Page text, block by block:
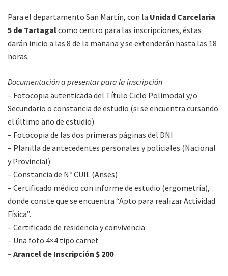
Para el departamento San Martín, con la Unidad Carcelaria
5 de Tartagalcomo centro para las inscripciones, éstas
darán inicio a las 8 de la mañana y se extenderán hasta las 18
horas.
Documentación a presentar para la inscripción
– Fotocopia autenticada del Título Ciclo Polimodal y/o
Secundario o constancia de estudio (si se encuentra cursando
el último año de estudio)
– Fotocopia de las dos primeras páginas del DNI
– Planilla de antecedentes personales y policiales (Nacional
y Provincial)
– Constancia de Nº CUIL (Anses)
– Certificado médico con informe de estudio (ergometría),
donde conste que se encuentra “Apto para realizar Actividad
Física”.
– Certificado de residencia y convivencia
– Una foto 4×4 tipo carnet
– Arancel de Inscripción $ 200